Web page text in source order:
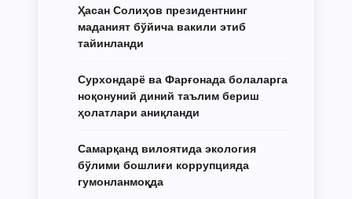
Ҳасан Солиҳов президентнинг
маданият бўйича вакили этиб
тайинланди
Сурхондарё ва Фарғонада болаларга
ноқонуний диний таълим бериш
ҳолатлари аниқланди
Самарқанд вилоятида экология
бўлими бошлиғи коррупцияда
гумонланмоқда